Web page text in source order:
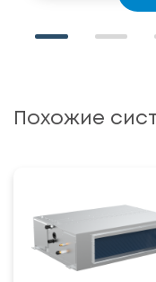
Похожие